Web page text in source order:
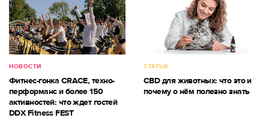
НОВОСТИ
Фитнес-гонка CRACE, техно-
перформанс и более 150
активностей: что ждет гостей
DDX Fitness FEST
СТАТЬИ
CBD для животных: что это и
почему о нём полезно знать